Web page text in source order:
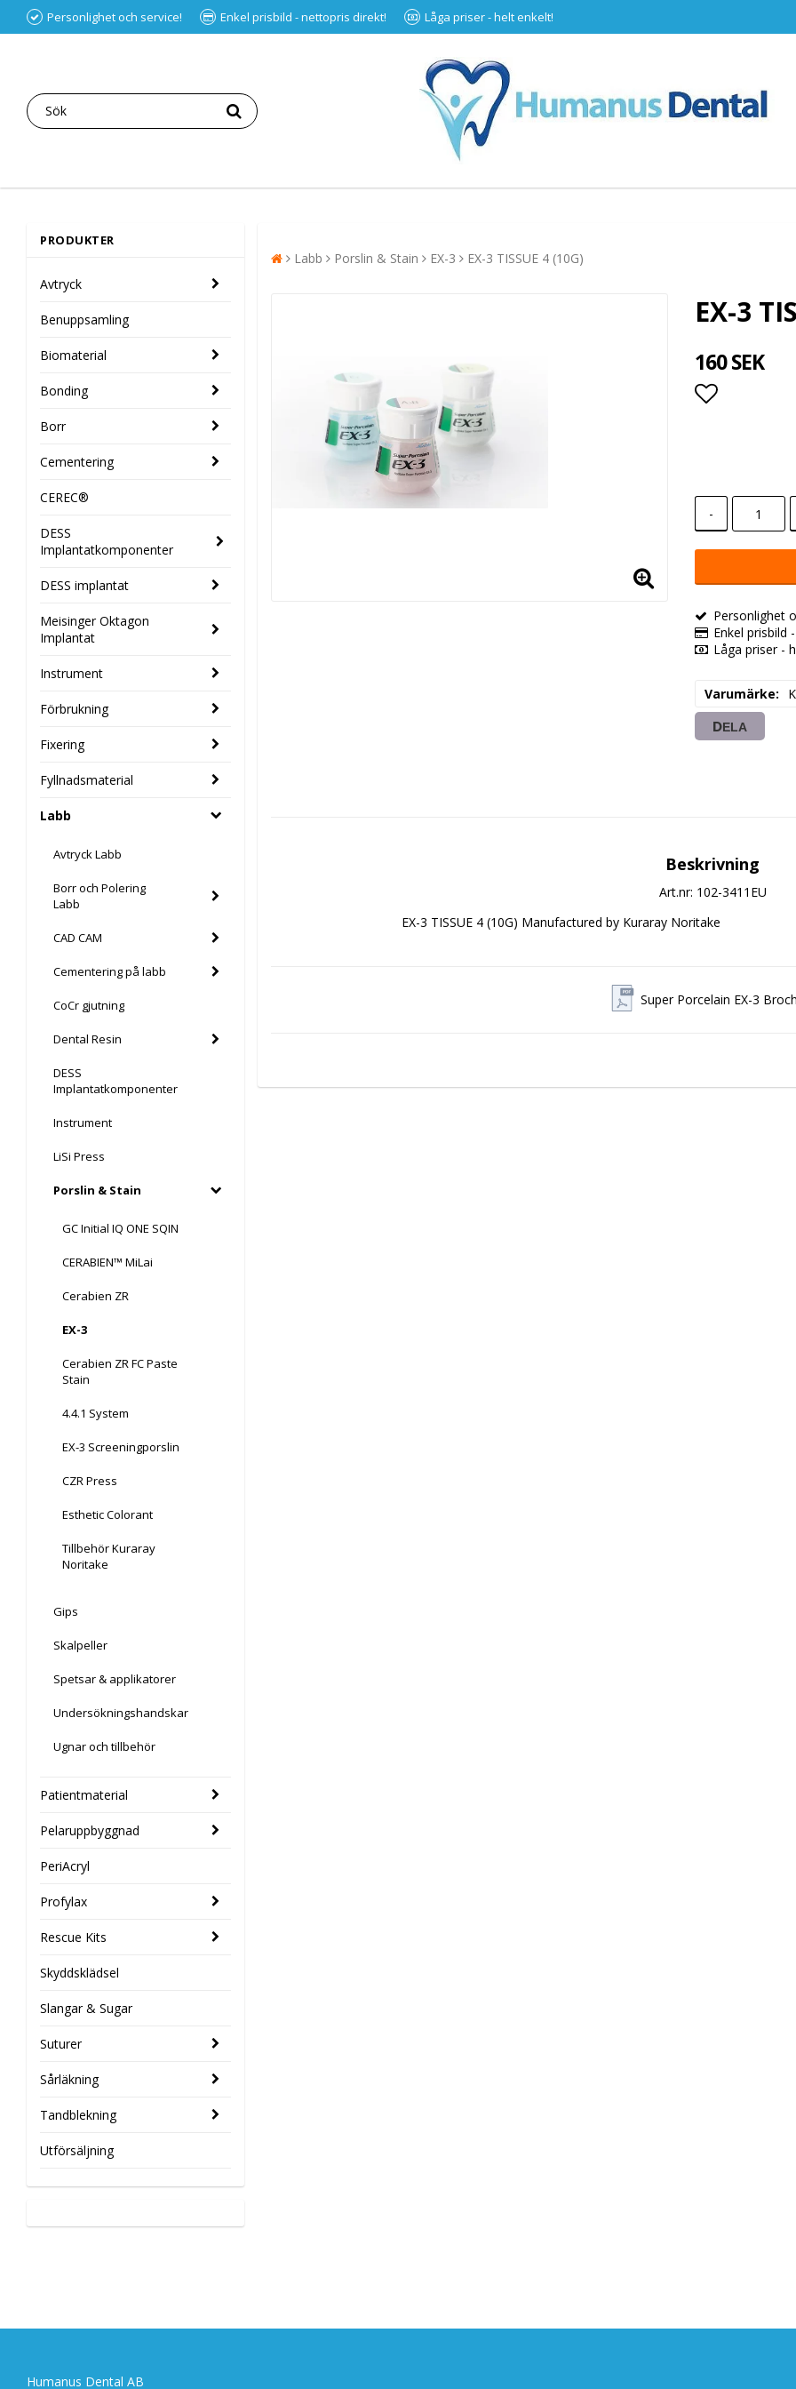
Personlighet och service! Enkel prisbild - nettopris direkt! Låga priser - helt enkelt!
PRODUKTER
Avtryck
Benuppsamling
Biomaterial
Bonding
Borr
Cementering
CEREC®
DESS
Implantatkomponenter
DESS implantat
Meisinger Oktagon
Implantat
Instrument
Förbrukning
Fixering
Fyllnadsmaterial
Labb
Avtryck Labb
Borr och Polering
Labb
CAD CAM
Cementering på labb
CoCr gjutning
Dental Resin
DESS
Implantatkomponenter
Instrument
LiSi Press
Porslin & Stain
GC Initial IQ ONE SQIN
CERABIEN™ MiLai
Cerabien ZR
EX-3
Cerabien ZR FC Paste
Stain
4.4.1 System
EX-3 Screeningporslin
CZR Press
Esthetic Colorant
Tillbehör Kuraray
Noritake
Gips
Skalpeller
Spetsar & applikatorer
Undersökningshandskar
Ugnar och tillbehör
Patientmaterial
Pelaruppbyggnad
PeriAcryl
Profylax
Rescue Kits
Skyddsklädsel
Slangar & Sugar
Suturer
Sårläkning
Tandblekning
Utförsäljning
Labb Porslin & Stain EX-3 EX-3 TISSUE 4 (10G)
EX-3
160 SEK
-
Personlighet
Enkel prisbild
Låga priser -
Varumärke
DELA
Beskrivning
Art.nr: 102-3411EU
EX-3 TISSUE 4 (10G) Manufactured by Kuraray Noritake
Super Porcelain EX-3
Humanus Dental AB